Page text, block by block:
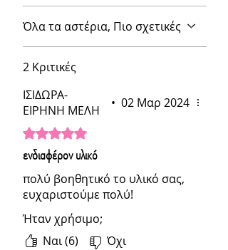
Όλα τα αστέρια, Πιο σχετικές
2 Κριτικές
ΙΣΙΔΩΡΑ-
ΕΙΡΗΝΗ ΜΕΛΗ
• 02 Μαρ 2024
Βαθμολογήθηκε με 5 από 5 αστέρια.
ενδιαφέρον υλικό
πολύ βοηθητικό το υλικό σας,
ευχαριστούμε πολύ!
Ήταν χρήσιμο;
Ναι (6)
Όχι